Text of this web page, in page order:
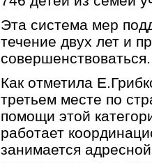
Эта система мер
течение двух лет и
совершенствоваться.
Как отметила
третьем месте по
помощи этой
работает
занимается